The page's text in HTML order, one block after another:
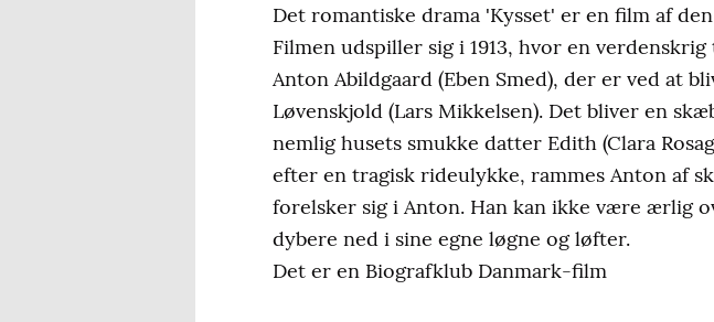
Det romantiske drama 'Kysset' er en film af
Filmen udspiller sig i 1913, hvor en
Anton Abildgaard (Eben Smed), der er ved at
Løvenskjold (Lars Mikkelsen). Det bliver en
nemlig husets smukke datter Edith (Clara
efter en tragisk rideulykke, rammes Anton af
forelsker sig i Anton. Han kan ikke være ærlig
dybere ned i sine egne løgne og løfter.
Det er en Biografklub Danmark-film